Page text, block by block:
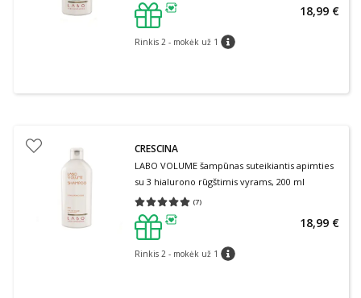
patarimas
Rinkis 2 - mokėk už 1 patarimas
18,99 €
CRESCINA
LABO VOLUME šampūnas suteikiantis apimties
su 3 hialurono rūgštimis vyrams, 200 ml
(7)
Vidutinis įvertinimas 5.00
patarimas
Rinkis 2 - mokėk už 1 patarimas
18,99 €